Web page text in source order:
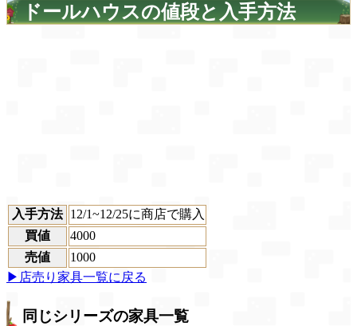
ドールハウスの値段と入手方法
入手方法 12/1~12/25に商店で購入
買値
4000
売値
1000
▶店売り家具一覧に戻る
同じシリーズの家具一覧